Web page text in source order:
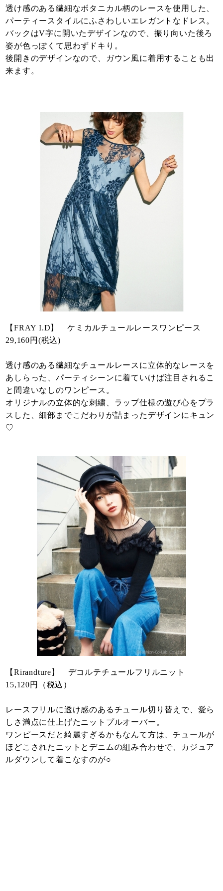
透け感のある繊細なボタニカル柄のレースを使用した、
パーティースタイルにふさわしいエレガントなドレス。
バックはV字に開いたデザインなので、振り向いた後ろ
姿が色っぽくて思わずドキり。
後開きのデザインなので、ガウン風に着用することも出
来ます。
【FRAY I.D】 ケミカルチュールレースワンピース
29,160円(税込)
透け感のある繊細なチュールレースに立体的なレースを
あしらった、パーティシーンに着ていけば注目されるこ
と間違いなしのワンピース。
オリジナルの立体的な刺繍、ラップ仕様の遊び心をプラ
スした、細部までこだわりが詰まったデザインにキュン
♡
【Rirandture】 デコルテチュールフリルニット
15,120円（税込）
レースフリルに透け感のあるチュール切り替えで、愛ら
しさ満点に仕上げたニットプルオーバー。
ワンピースだと綺麗すぎるかもなんて方は、チュールが
ほどこされたニットとデニムの組み合わせで、カジュア
ルダウンして着こなすのが○